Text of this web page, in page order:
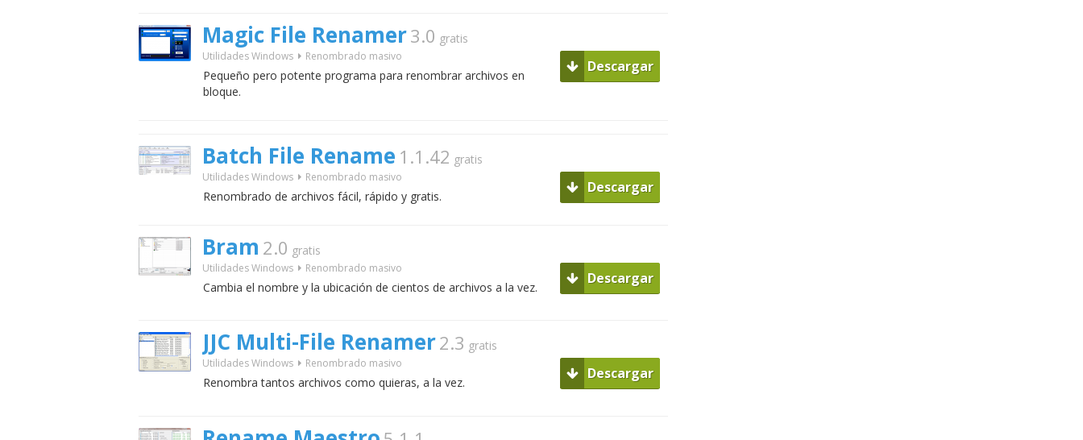
Magic File Renamer3.0 gratis
Utilidades Windows Renombrado masivo
Pequeño pero potente programa para renombrar archivos en
bloque.
Descargar
Batch File Rename 1.1.42 gratis
Utilidades Windows Renombrado masivo
Renombrado de archivos fácil, rápido y gratis.
Descargar
Bram 2.0 gratis
Utilidades Windows Renombrado masivo
Cambia el nombre y la ubicación de cientos de archivos a la vez.
Descargar
JJC Multi-File Renamer2.3 gratis
Utilidades Windows Renombrado masivo
Renombra tantos archivos como quieras, a la vez.
Descargar